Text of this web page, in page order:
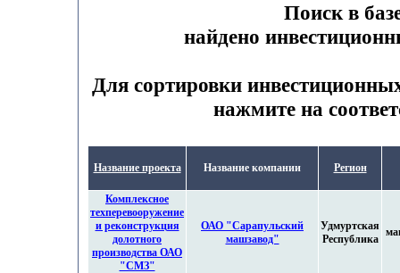
Поиск в
найдено
Для сортировки
нажмите на
Название проекта Название компании Регион
Комплексное
техперевооружение
и реконструкция
долотного
производства ОАО
"СМЗ"
ОАО "Сарапульский
машзавод"
Удмуртская
Республика